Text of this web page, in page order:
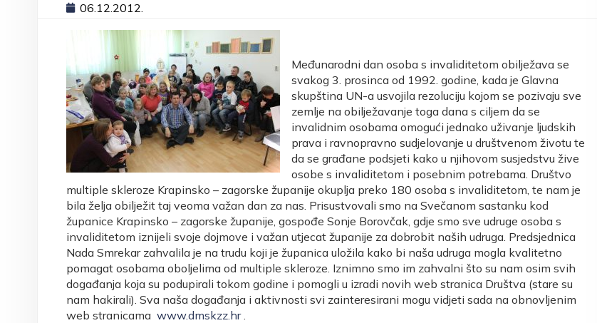
06.12.2012.
Međunarodni dan osoba s invaliditetom obilježava se
svakog 3. prosinca od 1992. godine, kada je Glavna
skupština UN-a usvojila rezoluciju kojom se pozivaju sve
zemlje na obilježavanje toga dana s ciljem da se
invalidnim osobama omogući jednako uživanje ljudskih
prava i ravnopravno sudjelovanje u društvenom životu te
da se građane podsjeti kako u njihovom susjedstvu žive
osobe s invaliditetom i posebnim potrebama. Društvo
multiple skleroze Krapinsko – zagorske županije okuplja preko 180 osoba s invaliditetom, te nam je
bila želja obilježit taj veoma važan dan za nas. Prisustvovali smo na Svečanom sastanku kod
županice Krapinsko – zagorske županije, gospođe Sonje Borovčak, gdje smo sve udruge osoba s
invaliditetom iznijeli svoje dojmove i važan utjecat županije za dobrobit naših udruga. Predsjednica
Nada Smrekar zahvalila je na trudu koji je županica uložila kako bi naša udruga mogla kvalitetno
pomagat osobama oboljelima od multiple skleroze. Iznimno smo im zahvalni što su nam osim svih
događanja koja su podupirali tokom godine i pomogli u izradi novih web stranica Društva (stare su
nam hakirali). Sva naša događanja i aktivnosti svi zainteresirani mogu vidjeti sada na obnovljenim
web stranicama www.dmskzz.hr.